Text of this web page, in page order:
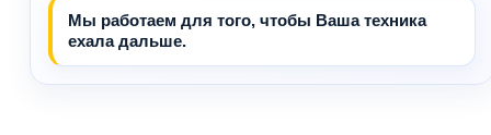
Мы работаем для того, чтобы Ваша техника
ехала дальше.